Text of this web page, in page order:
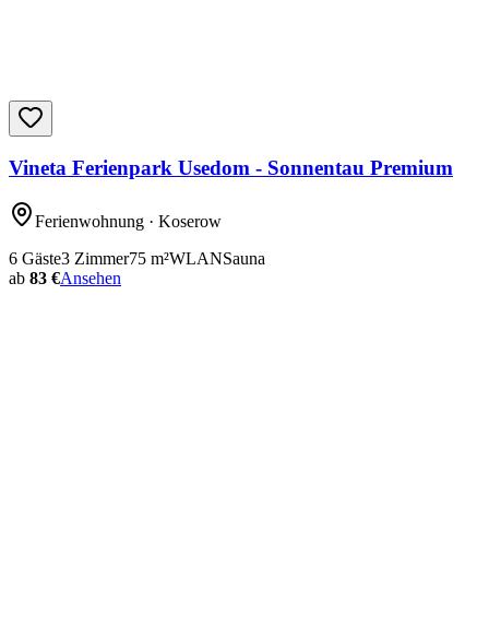
Vineta Ferienpark Usedom - Sonnentau Premium
Ferienwohnung · Koserow
6 Gäste3 Zimmer75 m²WLANSauna
ab 83 €Ansehen